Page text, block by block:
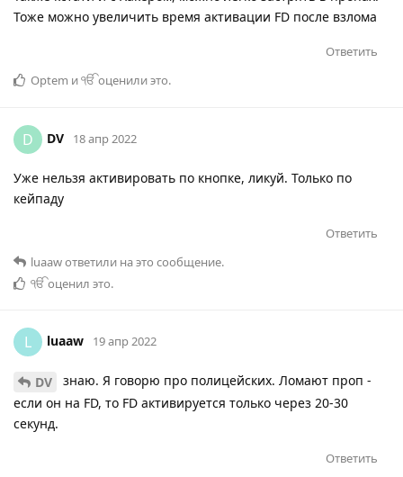
Тоже можно увеличить время активации FD после взлома
Ответить
Optem иੴоценили это.
D DV 18 апр 2022
Уже нельзя активировать по кнопке, ликуй. Только по
кейпаду
Ответить
luaawответили на это сообщение.
ੴоценил это.
L luaaw 19 апр 2022
DV
знаю. Я говорю про полицейских. Ломают проп -
если он на FD, то FD активируется только через 20-30
секунд.
Ответить